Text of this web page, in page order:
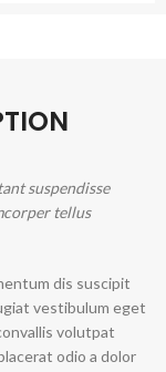
suspendisse
tellus
dis suscipit
vestibulum eget
volutpat
odio a dolor